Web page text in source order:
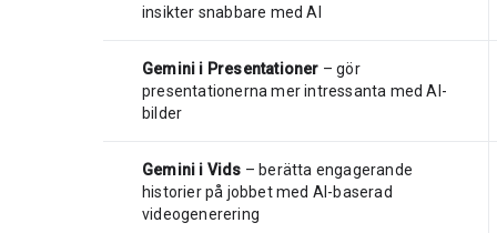
insikter snabbare med AI
Gemini i Presentationer – gör
presentationerna mer intressanta med AI-
bilder
Gemini i Vids – berätta engagerande
historier på jobbet med AI-baserad
videogenerering